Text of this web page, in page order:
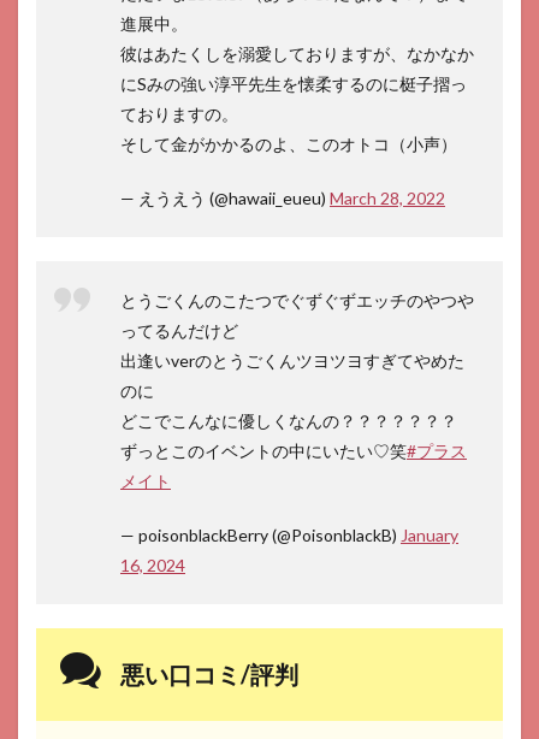
進展中。
彼はあたくしを溺愛しておりますが、なかなか
にSみの強い淳平先生を懐柔するのに梃子摺っ
ておりますの。
そして金がかかるのよ、このオトコ（小声）
— えうえう (@hawaii_eueu) March 28, 2022
とうごくんのこたつでぐずぐずエッチのやつや
ってるんだけど
出逢いverのとうごくんツヨツヨすぎてやめた
のに
どこでこんなに優しくなんの？？？？？？？
ずっとこのイベントの中にいたい♡笑#プラス
メイト
— poisonblackBerry (@PoisonblackB) January
16, 2024
悪い口コミ/評判